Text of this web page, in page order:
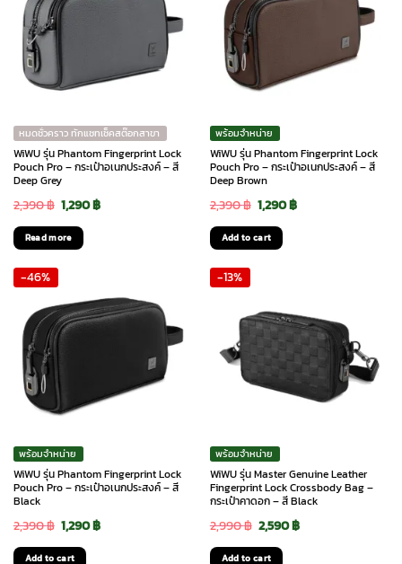
หมดชั่วคราว ทักแชทเช็คสต๊อกสาขา
WiWU รุ่น Phantom Fingerprint Lock
Pouch Pro – กระเป๋าอเนกประสงค์ – สี
Deep Grey
2,390฿ Original
price
was:
1,290฿Current
Read more
พร้อมจำหน่าย
WiWU รุ่น Phantom Fingerprint Lock
Pouch Pro – กระเป๋าอเนกประสงค์ – สี
Deep Brown
2,390฿ Original
price
was:
1,290฿Current
Add to cart
-46%
พร้อมจำหน่าย
WiWU รุ่น Phantom Fingerprint Lock
Pouch Pro – กระเป๋าอเนกประสงค์ – สี
Black
2,390฿ Original
price
1,290฿Current
Add to cart
-13%
พร้อมจำหน่าย
WiWU รุ่น Master Genuine Leather
Fingerprint Lock Crossbody Bag –
กระเป๋าคาดอก – สี Black
2,990฿ Original
price
2,590฿Current
Add to cart